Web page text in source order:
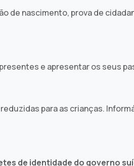
de nascimento, prova de
e apresentar os seus
para as crianças.
de identidade do governo